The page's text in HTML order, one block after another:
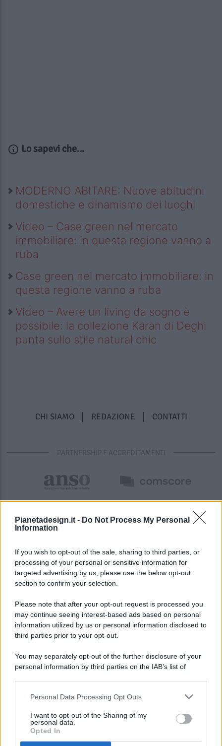
Pianetadesign.it - Do Not Process My Personal
Information
If you wish to opt-out of the sale, sharing to third parties, or
processing of your personal or sensitive information for
targeted advertising by us, please use the below opt-out
section to confirm your selection.
Please note that after your opt-out request is processed you
may continue seeing interest-based ads based on personal
information utilized by us or personal information disclosed to
third parties prior to your opt-out.
You may separately opt-out of the further disclosure of your
personal information by third parties on the IAB’s list of
This information may also be disclosed by us to third parties
disclose it to other third parties.
Personal Data Processing Opt Outs
I want to opt-out of the Sharing of my
personal data.
Opted In
Lo sapevi che...
MODERNO ABITARE: Nuove abitudini
domestiche e dinamismo dei luoghi
Video – Case green nel mercato
immobiliare: in questa regione vanno a
ruba
Case green nel mercato immobiliare: in
questa regione vanno a ruba
Video – Avere un living da sogno è
possibile: la collezione Karan di Deghi
punta sullo stile natural chic
CHI SIAMO REDAZIONE CONTATTI
PARTNERSHIP E ACCREDITAMENTI
© 2026 - Pianeta Design - P.IVA 04827280654 - Testata
Registrata Al Tribunale Di Nocera Inferiore N. 8/2020 - RG N.
ISCRIZIONE AL ROC N. 35792 – ISCRITTA ALL’ANSO
(ASSOCIAZIONE NAZIONALE STAMPA ONLINE)
PREFERENZE PRIVACY